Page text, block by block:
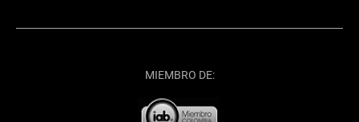
MIEMBRO DE: